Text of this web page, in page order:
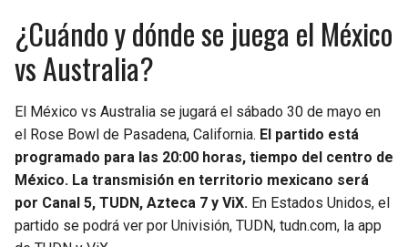
¿Cuándo y dónde se juega el México
vs Australia?
El México vs Australia se jugará el sábado 30 de mayo en
el Rose Bowl de Pasadena, California. El partido está
programado para las 20:00 horas, tiempo del centro de
México. La transmisión en territorio mexicano será
por Canal 5, TUDN, Azteca 7 y ViX. En Estados Unidos, el
partido se podrá ver por Univisión, TUDN, tudn.com, la app